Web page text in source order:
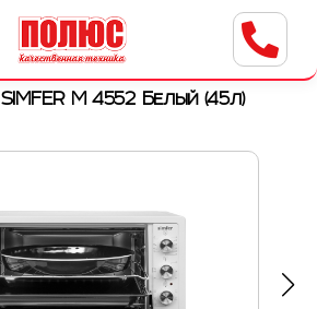
бытовой техники
Ульяновск, ул. Пушкарева, 8a
M 4552 Белый (45л)